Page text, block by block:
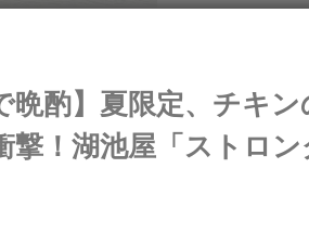
晩酌】夏限定、チキ
撃！湖池屋「ストロ